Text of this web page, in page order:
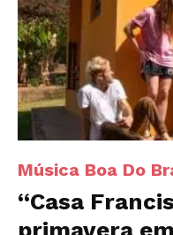
Música Boa Do
“Casa